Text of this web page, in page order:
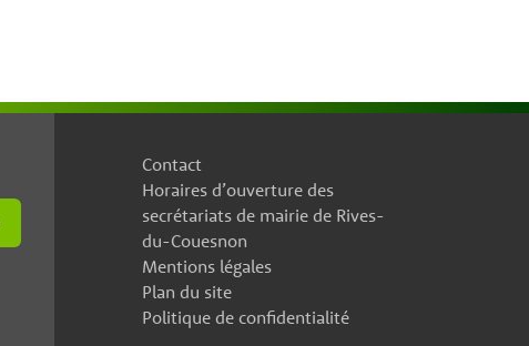
Contact
Horaires d’ouverture des
secrétariats de mairie de Rives-
du-Couesnon
Mentions légales
Plan du site
Politique de confidentialité